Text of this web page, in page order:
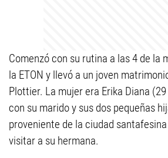
Comenzó con su rutina a las 4 de la
la ETON y llevó a un joven
Plottier. La mujer era Erika Diana
con su marido y sus dos pequeñas
proveniente de la ciudad
visitar a su hermana.